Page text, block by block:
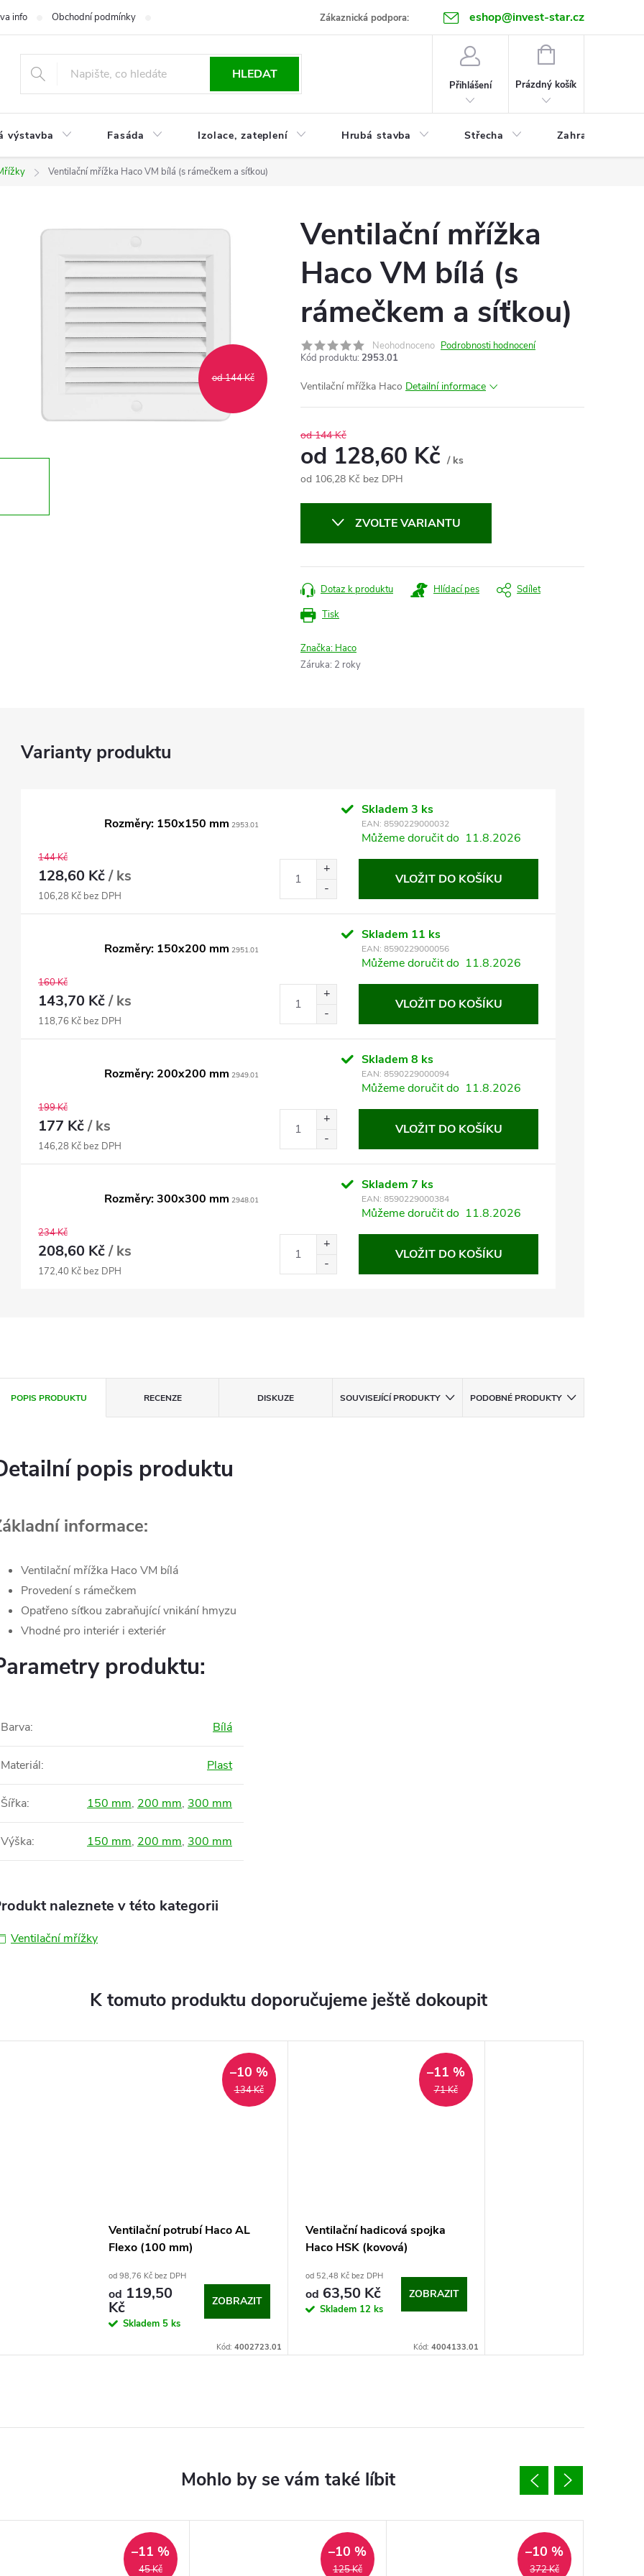
Zákaznická podpora: eshop@invest-star.cz
info Obchodní podmínky Kontakt
HLEDAT
Přihlášení
NÁKUPNÍ
Prázdný košík
výstavba Fasáda Izolace, zateplení Hrubá stavba Střecha Zahrada
Ventilační mřížka Haco VM bílá (s rámečkem a síťkou)
od 144 Kč
Ventilační mřížka
Haco VM bílá (s
rámečkem a síťkou)
Neohodnoceno Podrobnosti hodnocení
Kód produktu: 2953.01
Ventilační mřížka Haco Detailní informace
od 144 Kč
od 128,60 Kč / ks
od 106,28 Kč bez DPH
ZVOLTE VARIANTU
Tisk
Dotaz k produktu Hlídací pes Sdílet
Značka: Haco
Záruka: 2 roky
Rozměry: 150x150 mm 2953.01
Skladem3 ks
EAN: 8590229000032
Můžeme doručit do 11.8.2026
144 Kč
128,60 Kč/ ks
106,28 Kč bez DPH
VLOŽIT DO KOŠÍKU
Rozměry: 150x200 mm 2951.01
Skladem 11 ks
EAN: 8590229000056
Můžeme doručit do 11.8.2026
160 Kč
143,70 Kč/ ks
118,76 Kč bez DPH
VLOŽIT DO KOŠÍKU
Rozměry: 200x200 mm 2949.01
Skladem8 ks
EAN: 8590229000094
Můžeme doručit do 11.8.2026
199 Kč
177 Kč/ ks
146,28 Kč bez DPH
VLOŽIT DO KOŠÍKU
Rozměry: 300x300 mm 2948.01
Skladem7 ks
EAN: 8590229000384
Můžeme doručit do 11.8.2026
234 Kč
208,60 Kč/ ks
172,40 Kč bez DPH
VLOŽIT DO KOŠÍKU
POPIS PRODUKTU RECENZE DISKUZE SOUVISEJÍCÍ PRODUKTY PODOBNÉ PRODUKTY
popis produktu
informace:
Ventilační mřížka Haco VM bílá
Provedení s rámečkem
Opatřeno síťkou zabraňující vnikání hmyzu
Vhodné pro interiér i exteriér
produktu:
Barva: Bílá
Materiál: Plast
Šířka: 150 mm, 200 mm, 300 mm
Výška: 150 mm, 200 mm, 300 mm
naleznete v této kategorii
Ventilační mřížky
K tomuto produktu doporučujeme ještě dokoupit
134 Kč
–10 %
Ventilační potrubí Haco AL
Flexo (100 mm)
od 98,76 Kč bez DPH
od 119,50
Kč
Skladem 5 ks
ZOBRAZIT
Kód: 4002723.01
71 Kč
–11 %
Ventilační hadicová spojka
Haco HSK (kovová)
od 52,48 Kč bez DPH
od 63,50 Kč
Skladem 12 ks
ZOBRAZIT
Kód: 4004133.01
45 Kč
–11 %
125 Kč
–10 %
372 Kč
–10 %